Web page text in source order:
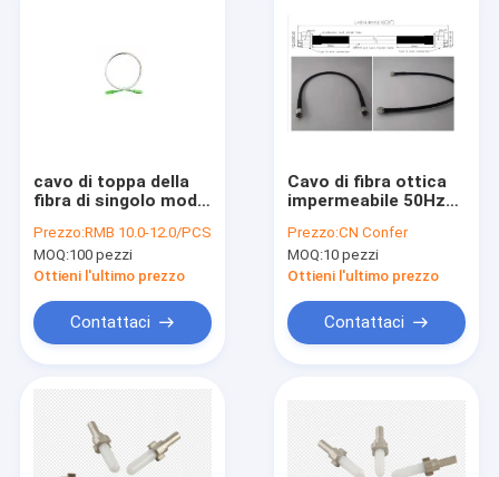
cavo di toppa della
fibra di singolo modo
Prezzo:RMB 10.0-12.0/PCS
MOQ:100 pezzi
Ottieni l'ultimo prezzo
Contattaci
Cavo di fibra ottica
impermeabile 50Hz
RoHS multiuso
Prezzo:CN Confer
MOQ:10 pezzi
Ottieni l'ultimo prezzo
Contattaci